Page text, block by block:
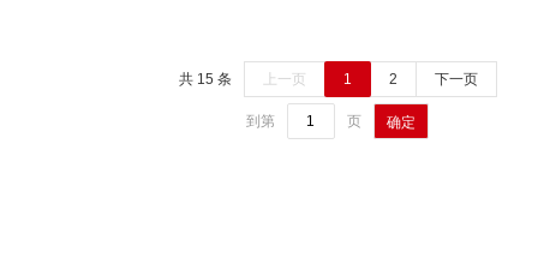
共 15 条 上一页 1 2 下一页
到第 页 确定